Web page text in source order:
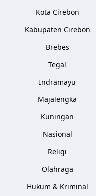
Kota Cirebon
Kabupaten Cirebon
Brebes
Tegal
Indramayu
Majalengka
Kuningan
Nasional
Religi
Olahraga
Hukum & Kriminal